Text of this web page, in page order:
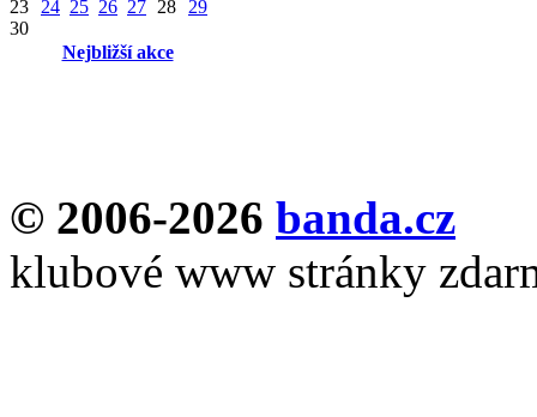
23
24 25 26 27 28
29
30
Nejbližší akce
© 2006-2026 banda.cz
klubové www stránky